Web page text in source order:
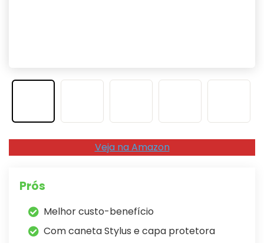
Veja na Amazon
Prós
Melhor custo-benefício
Com caneta Stylus e capa protetora